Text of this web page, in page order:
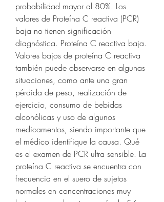
probabilidad mayor al 80%. Los
valores de Proteína C reactiva (PCR)
baja no tienen significación
diagnóstica. Proteína C reactiva baja.
Valores bajos de proteína C reactiva
también puede observarse en algunas
situaciones, como ante una gran
pérdida de peso, realización de
ejercicio, consumo de bebidas
alcohólicas y uso de algunos
medicamentos, siendo importante que
el médico identifique la causa. Qué
es el examen de PCR ultra sensible. La
proteína C reactiva se encuentra con
frecuencia en el suero de sujetos
normales en concentraciones muy